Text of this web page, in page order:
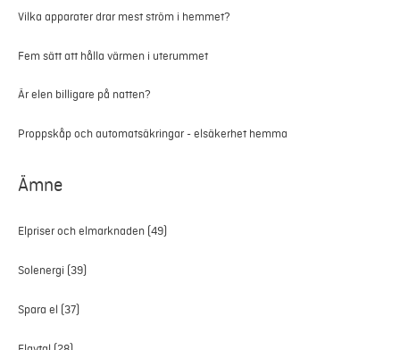
Vilka apparater drar mest ström i hemmet?
Fem sätt att hålla värmen i uterummet
Är elen billigare på natten?
Proppskåp och automatsäkringar - elsäkerhet hemma
Ämne
Elpriser och elmarknaden (49)
Solenergi (39)
Spara el (37)